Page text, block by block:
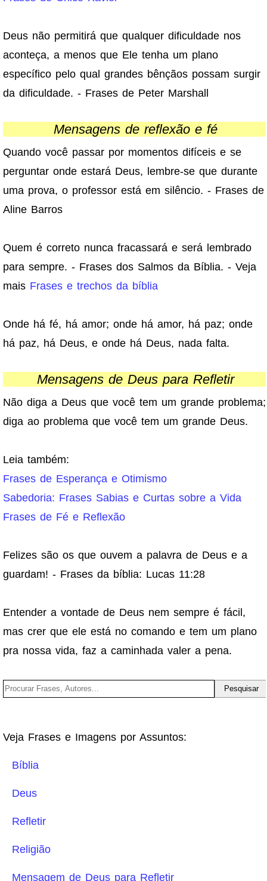
Deus não permitirá que qualquer dificuldade nos
aconteça, a menos que Ele tenha um plano
específico pelo qual grandes bênçãos possam surgir
da dificuldade. - Frases de Peter Marshall
Mensagens de reflexão e fé
Quando você passar por momentos difíceis e se
perguntar onde estará Deus, lembre-se que durante
uma prova, o professor está em silêncio. - Frases de
Aline Barros
Quem é correto nunca fracassará e será lembrado
para sempre. - Frases dos Salmos da Bíblia. - Veja
mais Frases e trechos da bíblia
Onde há fé, há amor; onde há amor, há paz; onde
há paz, há Deus, e onde há Deus, nada falta.
Mensagens de Deus para Refletir
Não diga a Deus que você tem um grande problema;
diga ao problema que você tem um grande Deus.
Leia também:
Frases de Esperança e Otimismo
Sabedoria: Frases Sabias e Curtas sobre a Vida
Frases de Fé e Reflexão
Felizes são os que ouvem a palavra de Deus e a
guardam! - Frases da bíblia: Lucas 11:28
Entender a vontade de Deus nem sempre é fácil,
mas crer que ele está no comando e tem um plano
pra nossa vida, faz a caminhada valer a pena.
Veja Frases e Imagens por Assuntos:
Bíblia
Deus
Refletir
Religião
Mensagem de Deus para Refletir